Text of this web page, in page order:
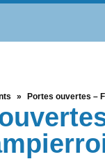
» Portes ouvertes –